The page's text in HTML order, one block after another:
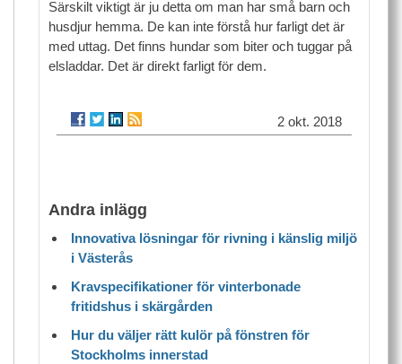
Särskilt viktigt är ju detta om man har små barn och
husdjur hemma. De kan inte förstå hur farligt det är
med uttag. Det finns hundar som biter och tuggar på
elsladdar. Det är direkt farligt för dem.
2 okt. 2018
Andra inlägg
Innovativa lösningar för rivning i känslig miljö
i Västerås
Kravspecifikationer för vinterbonade
fritidshus i skärgården
Hur du väljer rätt kulör på fönstren för
Stockholms innerstad